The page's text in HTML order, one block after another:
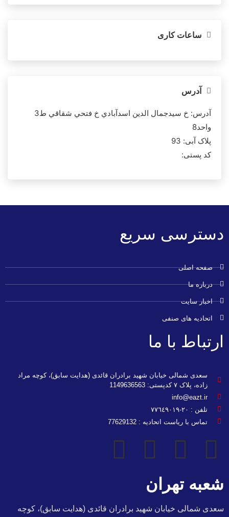
ساعات کاری
آدرس
آدرس: خ سيدجمال الدين اسدآبادي خ فتحي شقاقي ط3
واحد8
پلاک آبی: 93
کد پستی:
دسترسی سریع
صفحه اصلی
درباره ما
اخبار سایت
اتحادیه های صنفی
ارتباط با ما
سعدی شمالی خیابان شهید برادران قائدی (هدایت سابق)، کوچه مراد
زاده، پلاک ۷ کدپستی: 1149636563
info@eazt.ir
تلفن : ٢٠-٧٧٦٤٩٠١٩
تماس با ریاست اتحادیه : 77629132
شعبه تهران
سعدی شمالی خیابان شهید برادران قائدی (هدایت سابق)، کوچه